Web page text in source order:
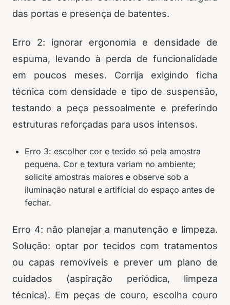
das portas e presença de batentes.
Erro 2: ignorar ergonomia e densidade de
espuma, levando à perda de funcionalidade
em poucos meses. Corrija exigindo ficha
técnica com densidade e tipo de suspensão,
testando a peça pessoalmente e preferindo
estruturas reforçadas para usos intensos.
Erro 3: escolher cor e tecido só pela amostra
pequena. Cor e textura variam no ambiente;
solicite amostras maiores e observe sob a
iluminação natural e artificial do espaço antes de
fechar.
Erro 4: não planejar a manutenção e limpeza.
Solução: optar por tecidos com tratamentos
ou capas removíveis e prever um plano de
cuidados (aspiração periódica, limpeza
técnica). Em peças de couro, escolha couro